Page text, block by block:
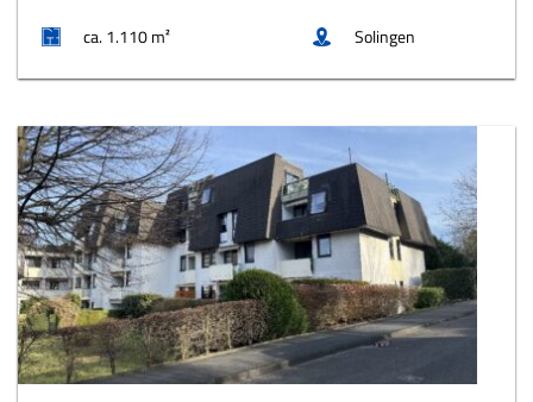
ca. 1.110 m² Solingen